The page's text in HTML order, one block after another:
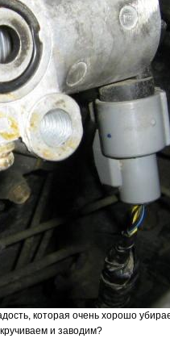
которая очень хорошо
и заводим?